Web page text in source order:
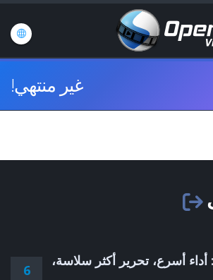
غير منتهي!
6
OpenShot 3.5.1: أداء أسرع، تحرير أكثر سلاسة،